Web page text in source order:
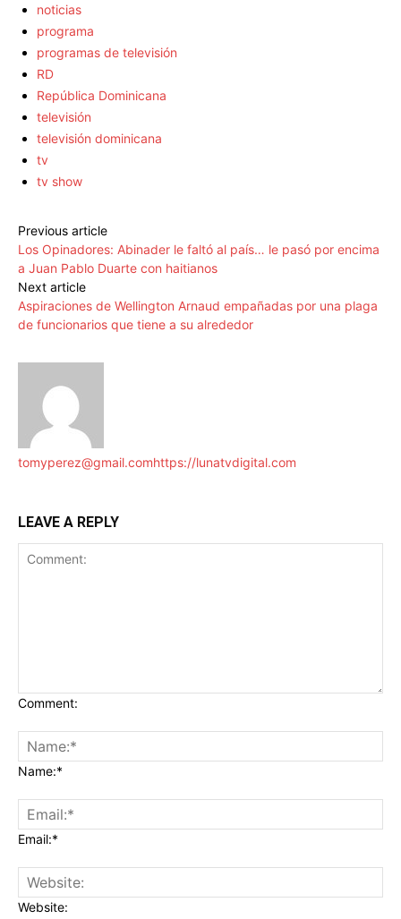
noticias
programa
programas de televisión
RD
República Dominicana
televisión
televisión dominicana
tv
tv show
Previous article
Los Opinadores: Abinader le faltó al país… le pasó por encima
a Juan Pablo Duarte con haitianos
Next article
Aspiraciones de Wellington Arnaud empañadas por una plaga
de funcionarios que tiene a su alrededor
tomyperez@gmail.comhttps://lunatvdigital.com
LEAVE A REPLY
Comment:
Name:*
Email:*
Website: